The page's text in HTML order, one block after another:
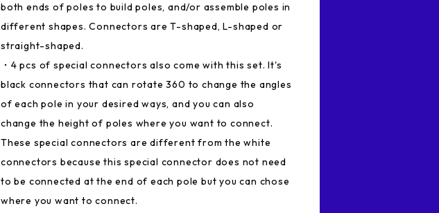
both ends of poles to build poles, and/or assemble poles in
different shapes. Connectors are T-shaped, L-shaped or
straight-shaped.
・4 pcs of special connectors also come with this set. It's
black connectors that can rotate 360 to change the angles
of each pole in your desired ways, and you can also
change the height of poles where you want to connect.
These special connectors are different from the white
connectors because this special connector does not need
to be connected at the end of each pole but you can chose
where you want to connect.